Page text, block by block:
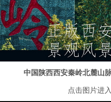
中国陕西西安秦岭北麓山
点击图片进